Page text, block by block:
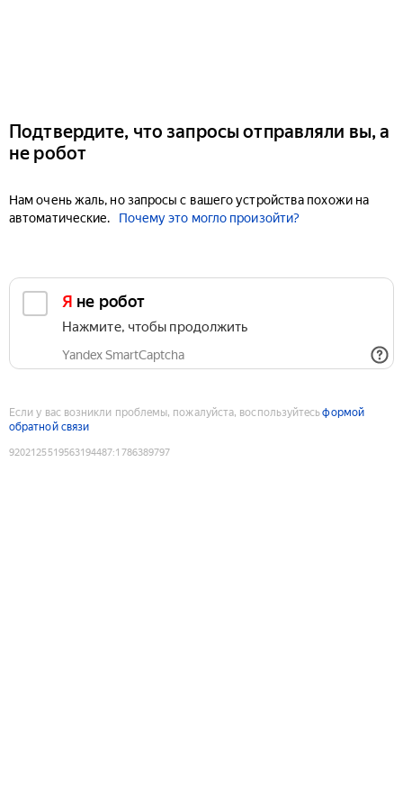
Подтвердите, что запросы отправляли вы, а
не робот
Нам очень жаль, но запросы с вашего устройства похожи на
автоматические.
Почему это могло произойти?
Я не робот
Нажмите, чтобы продолжить
Yandex SmartCaptcha
Если у вас возникли проблемы, пожалуйста, воспользуйтесьформой
обратной связи
9202125519563194487:1786389797